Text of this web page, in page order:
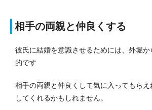
相手の両親と仲良くする
彼氏に結婚を意識させるためには、外堀
的です
相手の両親と仲良くして気に入ってもら
してくれるかもしれません。